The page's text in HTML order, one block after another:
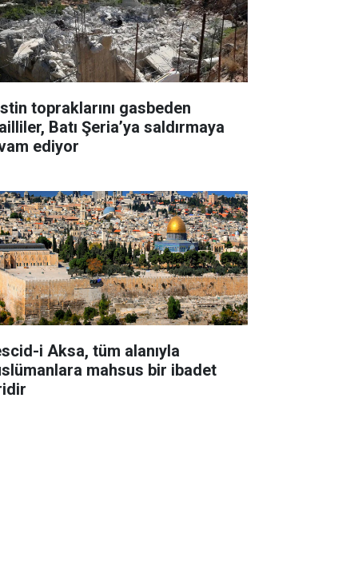
topraklarını gasbeden
Batı Şeria’ya saldırmaya
ediyor
i Aksa, tüm alanıyla
mahsus bir ibadet